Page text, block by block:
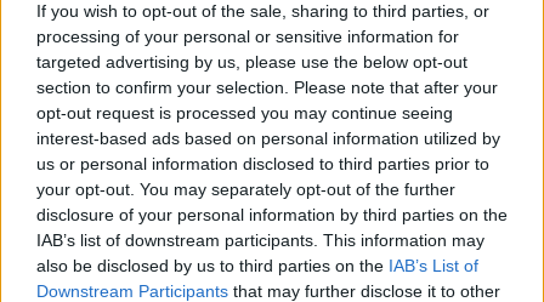
If you wish to opt-out of the sale, sharing to third parties, or
processing of your personal or sensitive information for
targeted advertising by us, please use the below opt-out
section to confirm your selection. Please note that after your
opt-out request is processed you may continue seeing
interest-based ads based on personal information utilized by
us or personal information disclosed to third parties prior to
your opt-out. You may separately opt-out of the further
disclosure of your personal information by third parties on the
IAB’s list of downstream participants. This information may
also be disclosed by us to third parties on the IAB’s List of
Downstream Participants that may further disclose it to other
Η συμφωνία για τα drones στο τραπέζι
των συνομιλιών του Ζελένσκι με τον
νέο πρωθυπουργό της Βρετανίας